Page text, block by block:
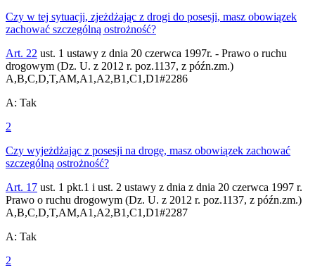
Czy w tej sytuacji, zjeżdżając z drogi do posesji, masz obowiązek
zachować szczególną ostrożność?
Art. 22 ust. 1 ustawy z dnia 20 czerwca 1997r. - Prawo o ruchu
drogowym (Dz. U. z 2012 r. poz.1137, z późn.zm.)
A,B,C,D,T,AM,A1,A2,B1,C1,D1#2286
A: Tak
2
Czy wyjeżdżając z posesji na drogę, masz obowiązek zachować
szczególną ostrożność?
Art. 17 ust. 1 pkt.1 i ust. 2 ustawy z dnia z dnia 20 czerwca 1997 r.
Prawo o ruchu drogowym (Dz. U. z 2012 r. poz.1137, z późn.zm.)
A,B,C,D,T,AM,A1,A2,B1,C1,D1#2287
A: Tak
2